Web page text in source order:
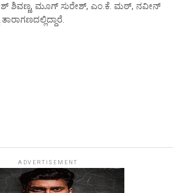
ಶಿವಣ್ಣ, ಮೂಗ್ ಸುರೇಶ್, ಎಂ.ಕೆ. ಮಠ್, ನವೀನ್
ADVERTISEMENT